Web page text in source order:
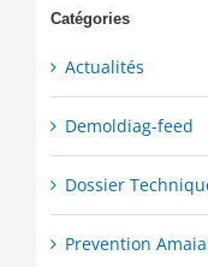
Catégories
Actualités
Demoldiag-feed
Dossier
Prevention